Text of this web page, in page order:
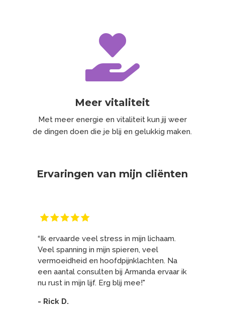

Meer vitaliteit
Met meer energie en vitaliteit kun jij weer
de dingen doen die je blij en gelukkig maken.
Ervaringen van mijn cliënten
“Ik ervaarde veel stress in mijn lichaam.
Veel spanning in mijn spieren, veel
vermoeidheid en hoofdpijnklachten. Na
een aantal consulten bij Armanda ervaar ik
nu rust in mijn lijf. Erg blij mee!"
- Rick D.